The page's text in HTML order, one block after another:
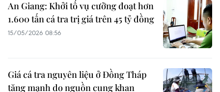
An Giang: Khởi tố vụ cưỡng đoạt hơn
1.600 tấn cá tra trị giá trên 45 tỷ đồng
15/05/2026 08:56
Giá cá tra nguyên liệu ở Đồng Tháp
tăng mạnh do nguồn cung khan